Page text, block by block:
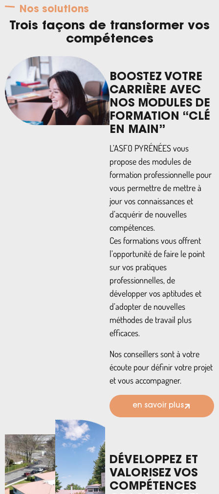
Nos solutions
Trois façons de transformer vos
compétences
BOOSTEZ VOTRE
CARRIÈRE AVEC
NOS MODULES DE
FORMATION “CLÉ
EN MAIN”
L’ASFO PYRÉNÉES vous
propose des modules de
formation professionnelle pour
vous permettre de mettre à
jour vos connaissances et
d’acquérir de nouvelles
compétences.
Ces formations vous offrent
l’opportunité de faire le point
sur vos pratiques
professionnelles, de
développer vos aptitudes et
d’adopter de nouvelles
méthodes de travail plus
efficaces.
Nos conseillers sont à votre
écoute pour définir votre projet
et vous accompagner.
en savoir plus
DÉVELOPPEZ ET
VALORISEZ VOS
COMPÉTENCES